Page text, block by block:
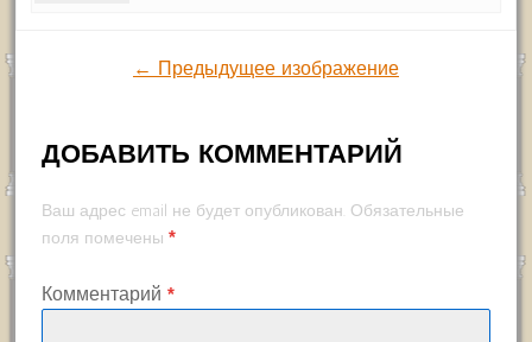
← Предыдущее изображение
ДОБАВИТЬ КОММЕНТАРИЙ
Ваш адрес email не будет опубликован. Обязательные
поля помечены *
Комментарий *